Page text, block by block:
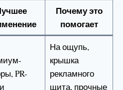
Почему это
помогает
PR-
На ощупь,
крышка
рекламного
щита, прочные